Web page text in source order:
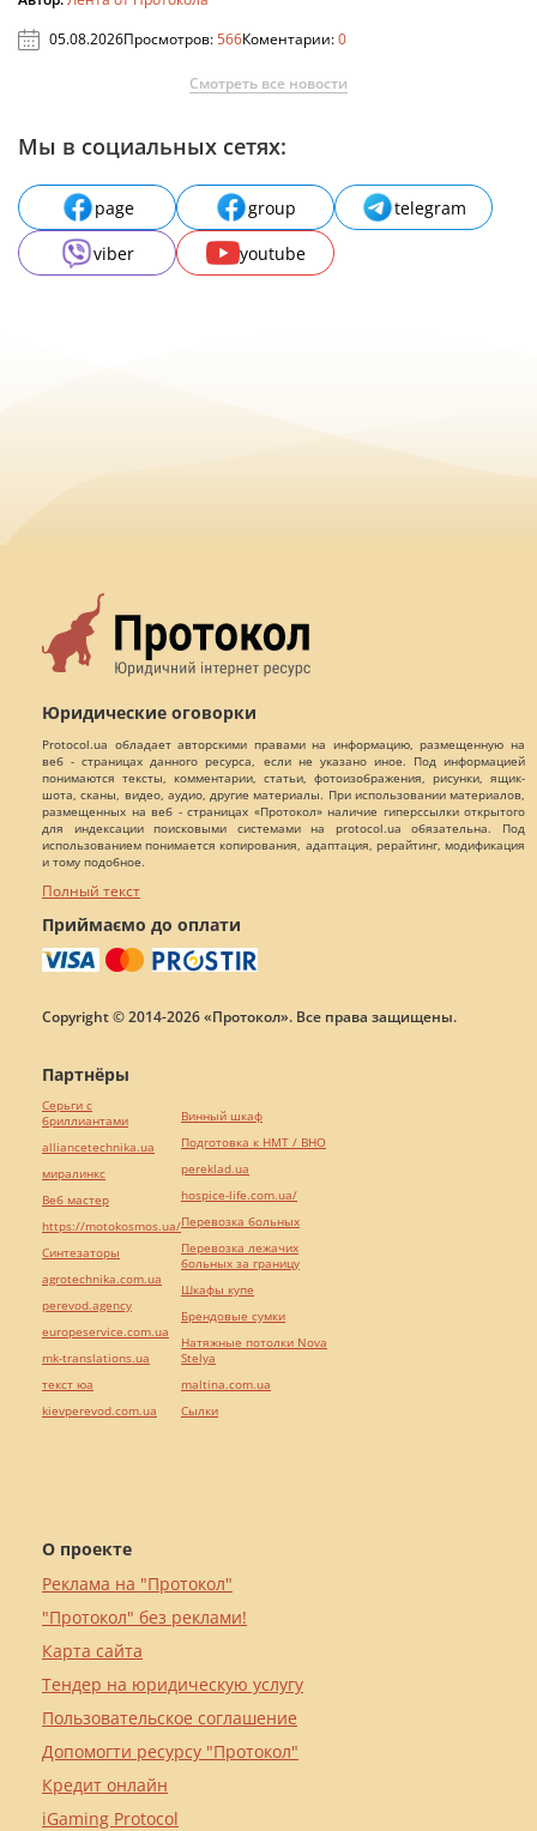
05.08.2026Просмотров:566Коментарии:0
Смотреть все новости
Мы в социальных сетях:
page group
telegram
viber
youtube
Юридические оговорки
Protocol.ua обладает авторскими правами на информацию, размещенную на
веб - страницах данного ресурса, если не указано иное. Под информацией
понимаются тексты, комментарии, статьи, фотоизображения, рисунки, ящик-
шота, сканы, видео, аудио, другие материалы. При использовании материалов,
размещенных на веб - страницах «Протокол» наличие гиперссылки открытого
для индексации поисковыми системами на protocol.ua обязательна. Под
использованием понимается копирования, адаптация, рерайтинг, модификация
и тому подобное.
Полный текст
Приймаємо до оплати
Copyright © 2014-2026 «Протокол». Все права защищены.
О проекте
Реклама на "Протокол"
"Протокол" без реклами!
Карта сайта
Тендер на юридическую услугу
Пользовательское соглашение
Допомогти ресурсу "Протокол"
Кредит онлайн
iGaming Protocol
Партнёры
Серьги с
бриллиантами
alliancetechnika.ua
миралинкс
Веб мастер
https://motokosmos.ua/
Синтезаторы
agrotechnika.com.ua
perevod.agency
europeservice.com.ua
mk-translations.ua
текст юа
kievperevod.com.ua
Винный шкаф
Подготовка к НМТ / ВНО
pereklad.ua
hospice-life.com.ua/
Перевозка больных
Перевозка лежачих
больных за границу
Шкафы купе
Брендовые сумки
Натяжные потолки Nova
Stelya
maltina.com.ua
Cылки